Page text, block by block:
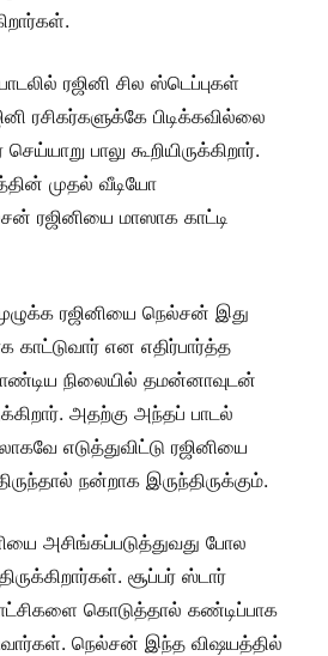
ரஜினி சில ஸ்டெப்புகள்
ரசிகர்களுக்கே பிடிக்கவில்லை
பாலு கூறியிருக்கிறார்.
முதல் வீடியோ
ரஜினியை மாஸாக காட்டி
ரஜினியை நெல்சன் இது
என எதிர்பார்த்த
நிலையில் தமன்னாவுடன்
அதற்கு அந்தப் பாடல்
எடுத்துவிட்டு ரஜினியை
நன்றாக இருந்திருக்கும்.
அசிங்கப்படுத்துவது போல
சூப்பர் ஸ்டார்
கொடுத்தால் கண்டிப்பாக
நெல்சன் இந்த விஷயத்தில்